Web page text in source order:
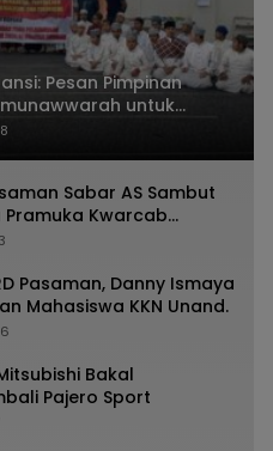
Pesan Pimpinan
untuk
Sabar AS Sambut
Pramuka Kwarcab
Pasaman, Danny Ismaya
Mahasiswa KKN Unand.
Bakal
Pajero Sport